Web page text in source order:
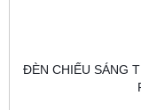
ĐÈN CHIẾU SÁNG